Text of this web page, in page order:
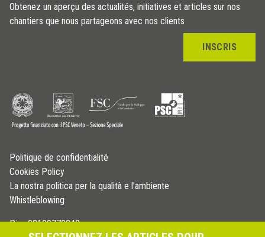
Obtenez un aperçu des actualités, initiatives et articles sur nos
chantiers que nous partageons avec nos clients
INSCRIS
Politique de confidentialité
Cookies Policy
La nostra politica per la qualità e l’ambiente
Whistleblowing
P.iva 03109770242